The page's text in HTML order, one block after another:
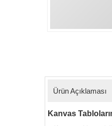
Ürün Açıklaması
Kanvas